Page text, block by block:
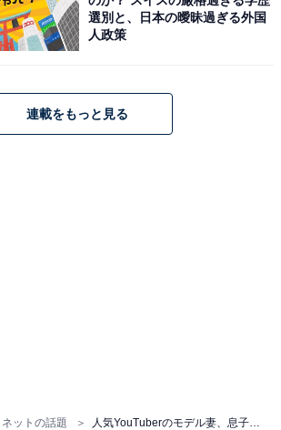
ネットの話題
選別と、日本の曖昧過ぎる外国
人政策
連載をもっと見る